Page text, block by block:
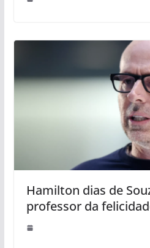
Hamilton dias de
professor da